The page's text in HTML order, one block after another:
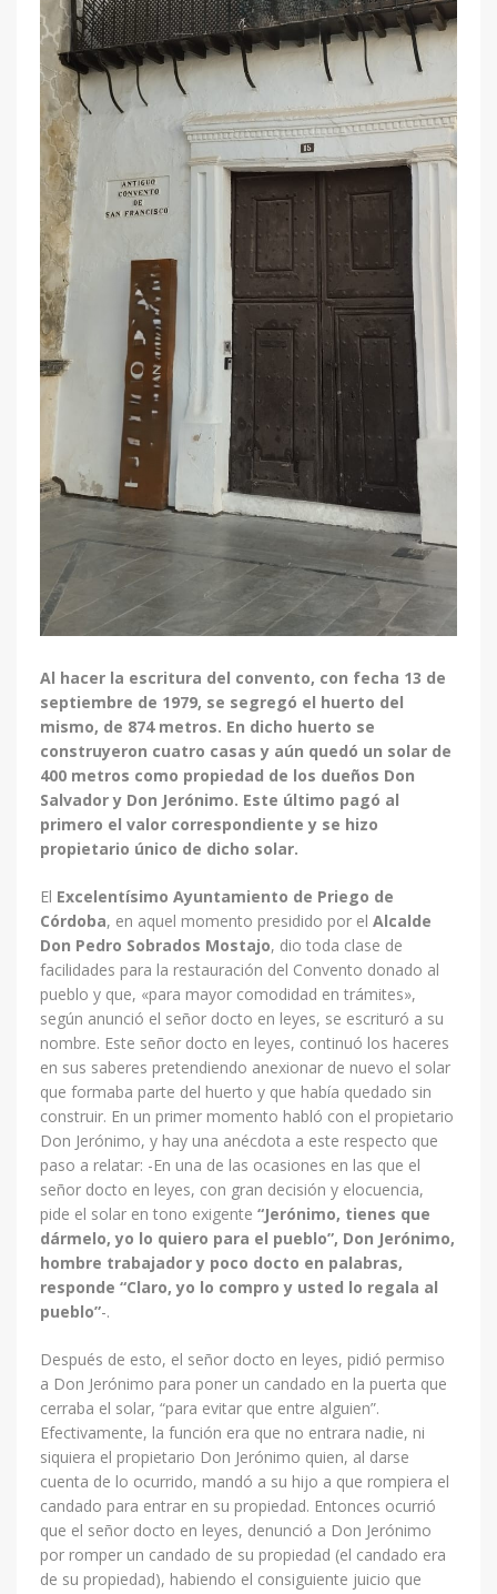
Al hacer la escritura del convento, con fecha 13 de
septiembre de 1979, se segregó el huerto del
mismo, de 874 metros. En dicho huerto se
construyeron cuatro casas y aún quedó un solar de
400 metros como propiedad de los dueños Don
Salvador y Don Jerónimo. Este último pagó al
primero el valor correspondiente y se hizo
propietario único de dicho solar.
El Excelentísimo Ayuntamiento de Priego de
Córdoba, en aquel momento presidido por el Alcalde
Don Pedro Sobrados Mostajo, dio toda clase de
facilidades para la restauración del Convento donado al
pueblo y que, «para mayor comodidad en trámites»,
según anunció el señor docto en leyes, se escrituró a su
nombre. Este señor docto en leyes, continuó los haceres
en sus saberes pretendiendo anexionar de nuevo el solar
que formaba parte del huerto y que había quedado sin
construir. En un primer momento habló con el propietario
Don Jerónimo, y hay una anécdota a este respecto que
paso a relatar: -En una de las ocasiones en las que el
señor docto en leyes, con gran decisión y elocuencia,
pide el solar en tono exigente “Jerónimo, tienes que
dármelo, yo lo quiero para el pueblo”, Don Jerónimo,
hombre trabajador y poco docto en palabras,
responde “Claro, yo lo compro y usted lo regala al
pueblo”-.
Después de esto, el señor docto en leyes, pidió permiso
a Don Jerónimo para poner un candado en la puerta que
cerraba el solar, “para evitar que entre alguien”.
Efectivamente, la función era que no entrara nadie, ni
siquiera el propietario Don Jerónimo quien, al darse
cuenta de lo ocurrido, mandó a su hijo a que rompiera el
candado para entrar en su propiedad. Entonces ocurrió
que el señor docto en leyes, denunció a Don Jerónimo
por romper un candado de su propiedad (el candado era
de su propiedad), habiendo el consiguiente juicio que